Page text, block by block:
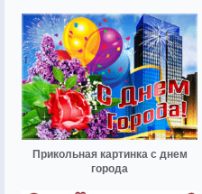
Прикольная картинка с днем
города